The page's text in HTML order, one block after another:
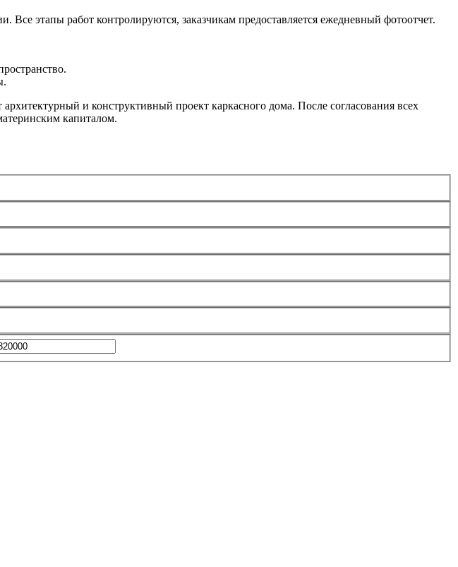
этапы работ контролируются, заказчикам предоставляется ежедневный фотоотчет.
и конструктивный проект каркасного дома. После согласования всех
капиталом.